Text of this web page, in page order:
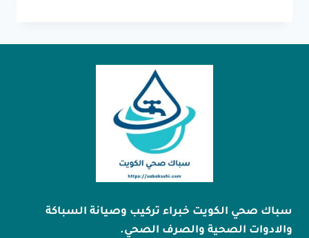
سباك صحي الكويت خبراء تركيب وصيانة السباكة
والادوات الصحية والصرف الصحي.